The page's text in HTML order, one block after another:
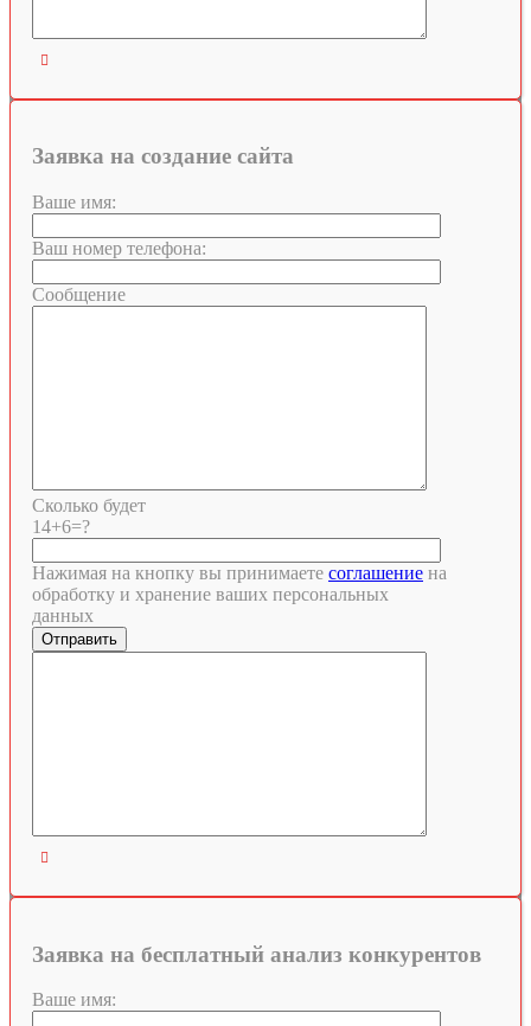

Заявка на создание сайта
Ваше имя:
Ваш номер телефона:
Сообщение
Сколько будет
14+6=?
Нажимая на кнопку вы принимаете соглашение на
обработку и хранение ваших персональных
данных

Заявка на бесплатный анализ конкурентов
Ваше имя: